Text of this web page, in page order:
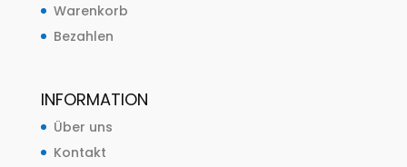
Warenkorb
Bezahlen
INFORMATION
Über uns
Kontakt